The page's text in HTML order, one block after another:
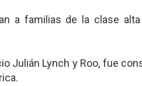
a familias de la clase
Julián Lynch y Roo, fue